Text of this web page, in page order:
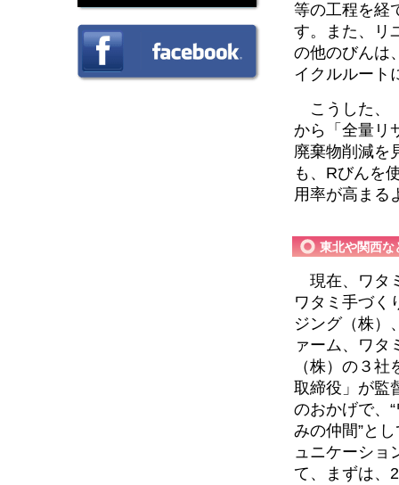
等の工程を経
す。また、リ
の他のびんは
イクルルート
こうした、
から「全量リ
廃棄物削減を
も、Rびんを
用率が高まる
東北や関西な
現在、ワタ
ワタミ手づく
ジング（株）
ァーム、ワタ
（株）の３
取締役」が監
のおかげで、
みの仲間”と
ュニケーショ
て、まずは、